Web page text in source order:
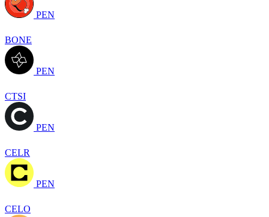
PEN
BONE
PEN
CTSI
PEN
CELR
PEN
CELO